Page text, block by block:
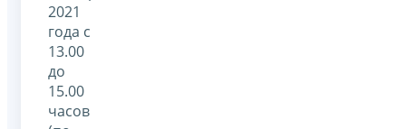
2021
года с
13.00
до
15.00
часов